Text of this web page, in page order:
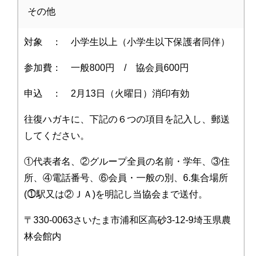
その他
対象 ： 小学生以上（小学生以下保護者同伴）
参加費： 一般800円 / 協会員600円
申込 ： 2月13日（火曜日）消印有効
往復ハガキに、下記の６つの項目を記入し、郵送
してください。
①代表者名、②グループ全員の名前・学年、③住
所、④電話番号、⑥会員・一般の別、6.集合場所
(⓵駅又は②ＪＡ)を明記し当協会まで送付。
〒330-0063さいたま市浦和区高砂3-12-9埼玉県農
林会館内